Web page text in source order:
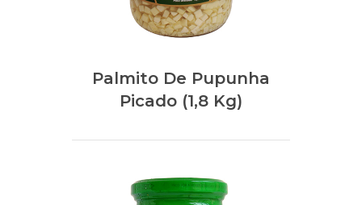
Palmito De Pupunha
Picado (1,8 Kg)